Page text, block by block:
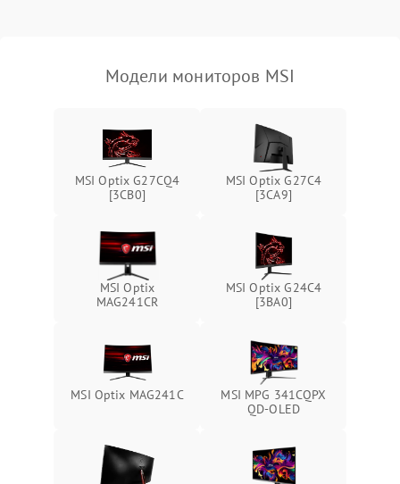
Неисправность системы
перенапряжения
Подробнее →
защиты от замыкания
Повреждение системы
защиты от перегрузок
1000 ₽ Подробнее →
Неисправность системы
защиты от перегрева
Подробнее →
Поломка системы защиты
Подробнее →
Поломка системы защиты
от замыкания
Подробнее →
Модели мониторов MSI
MSI Optix G27CQ4
[3CB0]
MSI Optix G27C4
[3CA9]
MSI Optix
MAG241CR
MSI Optix G24C4
[3BA0]
MSI Optix MAG241C
MSI MPG 341CQPX
QD-OLED